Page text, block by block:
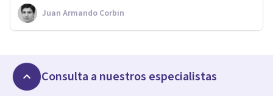
Juan Armando Corbin
Consulta a nuestros especialistas